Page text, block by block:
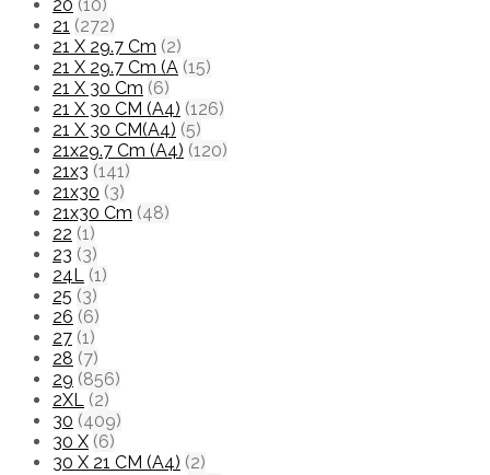
20 (10)
21 (272)
21 X 29.7 Cm (2)
21 X 29.7 Cm (A (15)
21 X 30 Cm (6)
21 X 30 CM (A4) (126)
21 X 30 CM(A4) (5)
21x29.7 Cm (A4) (120)
21x3 (141)
21x30 (3)
21x30 Cm (48)
22 (1)
23 (3)
24L (1)
25 (3)
26 (6)
27 (1)
28 (7)
29 (856)
2XL (2)
30 (409)
30 X (6)
30 X 21 CM (A4) (2)